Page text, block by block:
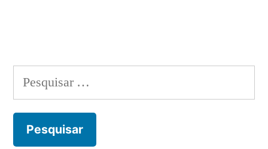
Pesquisar
por: